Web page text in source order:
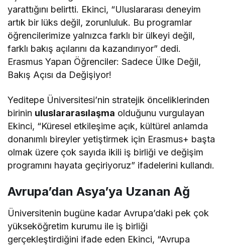
yarattığını belirtti. Ekinci, “Uluslararası deneyim
artık bir lüks değil, zorunluluk. Bu programlar
öğrencilerimize yalnızca farklı bir ülkeyi değil,
farklı bakış açılarını da kazandırıyor” dedi.
Erasmus Yapan Öğrenciler: Sadece Ülke Değil,
Bakış Açısı da Değişiyor!
Yeditepe Üniversitesi’nin stratejik önceliklerinden
birinin uluslararasılaşma olduğunu vurgulayan
Ekinci, “Küresel etkileşime açık, kültürel anlamda
donanımlı bireyler yetiştirmek için Erasmus+ başta
olmak üzere çok sayıda ikili iş birliği ve değişim
programını hayata geçiriyoruz” ifadelerini kullandı.
Avrupa’dan Asya’ya Uzanan Ağ
Üniversitenin bugüne kadar Avrupa’daki pek çok
yükseköğretim kurumu ile iş birliği
gerçekleştirdiğini ifade eden Ekinci, “Avrupa